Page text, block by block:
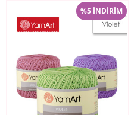
%5 İNDİRİM